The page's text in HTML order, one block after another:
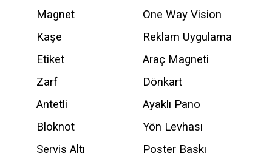
Magnet
Kaşe
Etiket
Zarf
Antetli
Bloknot
Servis Altı
One Way Vision
Reklam Uygulama
Araç Magneti
Dönkart
Ayaklı Pano
Yön Levhası
Poster Baskı